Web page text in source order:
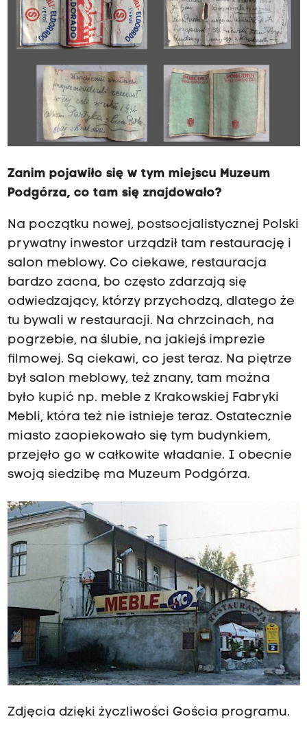
Zanim pojawiło się w tym miejscu Muzeum
Podgórza, co tam się znajdowało?
Na początku nowej, postsocjalistycznej Polski
prywatny inwestor urządził tam restaurację i
salon meblowy. Co ciekawe, restauracja
bardzo zacna, bo często zdarzają się
odwiedzający, którzy przychodzą, dlatego że
tu bywali w restauracji. Na chrzcinach, na
pogrzebie, na ślubie, na jakiejś imprezie
filmowej. Są ciekawi, co jest teraz. Na piętrze
był salon meblowy, też znany, tam można
było kupić np. meble z Krakowskiej Fabryki
Mebli, która też nie istnieje teraz. Ostatecznie
miasto zaopiekowało się tym budynkiem,
przejęło go w całkowite władanie. I obecnie
swoją siedzibę ma Muzeum Podgórza.
Zdjęcia dzięki życzliwości Gościa programu.